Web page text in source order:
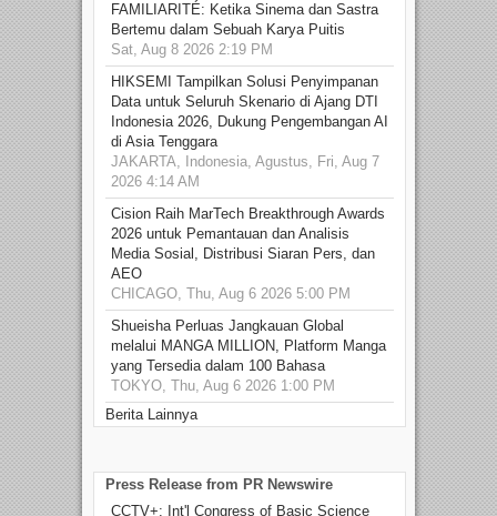
FAMILIARITÉ: Ketika Sinema dan Sastra
Bertemu dalam Sebuah Karya Puitis
Sat, Aug 8 2026 2:19 PM
HIKSEMI Tampilkan Solusi Penyimpanan
Data untuk Seluruh Skenario di Ajang DTI
Indonesia 2026, Dukung Pengembangan AI
di Asia Tenggara
JAKARTA, Indonesia, Agustus, Fri, Aug 7
2026 4:14 AM
Cision Raih MarTech Breakthrough Awards
2026 untuk Pemantauan dan Analisis
Media Sosial, Distribusi Siaran Pers, dan
AEO
CHICAGO, Thu, Aug 6 2026 5:00 PM
Shueisha Perluas Jangkauan Global
melalui MANGA MILLION, Platform Manga
yang Tersedia dalam 100 Bahasa
TOKYO, Thu, Aug 6 2026 1:00 PM
Berita Lainnya
Press Release from PR Newswire
CCTV+: Int'l Congress of Basic Science